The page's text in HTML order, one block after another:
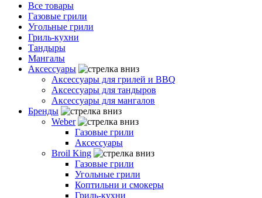
Все товары
Газовые грили
Угольные грили
Гриль-кухни
Тандыры
Мангалы
Аксессуары
Аксессуары для грилей и BBQ
Аксессуары для тандыров
Аксессуары для мангалов
Бренды
Weber
Газовые грили
Аксессуары
Broil King
Газовые грили
Угольные грили
Коптильни и смокеры
Гриль-кухни